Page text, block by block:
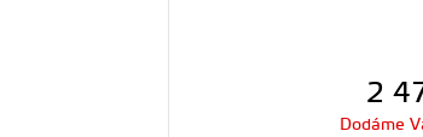
2
Dodáme